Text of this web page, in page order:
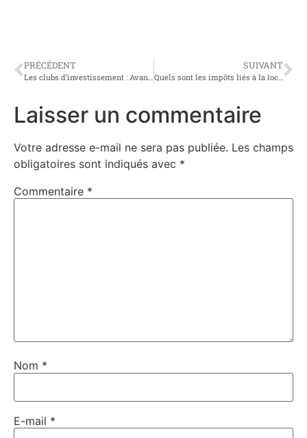
PRÉCÉDENT SUIVANT
Quels sont les impôts liés à la location saisonnière ?
Laisser un commentaire
Votre adresse e-mail ne sera pas publiée. Les champs
obligatoires sont indiqués avec *
Commentaire *
Nom *
E-mail *